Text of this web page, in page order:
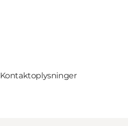
Kontaktoplysninger